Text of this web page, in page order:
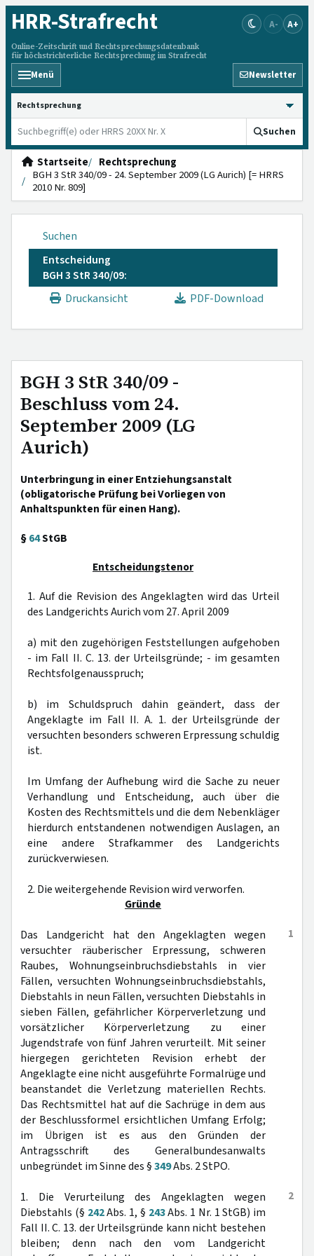
HRR-Strafrecht
Online-Zeitschrift und Rechtsprechungsdatenbank
für höchstrichterliche Rechtsprechung im Strafrecht
A- A+
Menü Newsletter
HRRS durchsuchen
Suchen
Startseite
Rechtsprechung
BGH 3 StR 340/09 - 24. September 2009 (LG Aurich) [= HRRS
2010 Nr. 809]
Suchen
Entscheidung
BGH 3 StR 340/09:
Druckansicht
PDF-Download
BGH 3 StR 340/09 -
Beschluss vom 24.
September 2009 (LG
Aurich)
Unterbringung in einer Entziehungsanstalt
(obligatorische Prüfung bei Vorliegen von
Anhaltspunkten für einen Hang).
§64StGB
Entscheidungstenor
1. Auf die Revision des Angeklagten wird das Urteil
des Landgerichts Aurich vom 27. April 2009
a) mit den zugehörigen Feststellungen aufgehoben
- im Fall II. C. 13. der Urteilsgründe; - im gesamten
Rechtsfolgenausspruch;
b) im Schuldspruch dahin geändert, dass der
Angeklagte im Fall II. A. 1. der Urteilsgründe der
versuchten besonders schweren Erpressung schuldig
ist.
Im Umfang der Aufhebung wird die Sache zu neuer
Verhandlung und Entscheidung, auch über die
Kosten des Rechtsmittels und die dem Nebenkläger
hierdurch entstandenen notwendigen Auslagen, an
eine andere Strafkammer des Landgerichts
zurückverwiesen.
2. Die weitergehende Revision wird verworfen.
Gründe
1
Das Landgericht hat den Angeklagten wegen
versuchter räuberischer Erpressung, schweren
Raubes, Wohnungseinbruchsdiebstahls in vier
Fällen, versuchten Wohnungseinbruchsdiebstahls,
Diebstahls in neun Fällen, versuchten Diebstahls in
sieben Fällen, gefährlicher Körperverletzung und
vorsätzlicher Körperverletzung zu einer
Jugendstrafe von fünf Jahren verurteilt. Mit seiner
hiergegen gerichteten Revision erhebt der
Angeklagte eine nicht ausgeführte Formalrüge und
beanstandet die Verletzung materiellen Rechts.
Das Rechtsmittel hat auf die Sachrüge in dem aus
der Beschlussformel ersichtlichen Umfang Erfolg;
im Übrigen ist es aus den Gründen der
Antragsschrift des Generalbundesanwalts
unbegründet im Sinne des §349Abs. 2 StPO.
2
1. Die Verurteilung des Angeklagten wegen
Diebstahls (§ 242Abs. 1, § 243Abs. 1 Nr. 1 StGB) im
Fall II. C. 13. der Urteilsgründe kann nicht bestehen
bleiben; denn nach den vom Landgericht